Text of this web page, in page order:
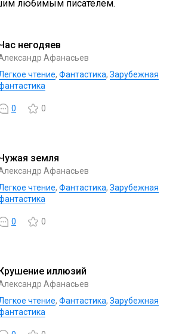
любимым писателем.
негодяев
Афанасьев
чтение, Фантастика, Зарубежная
0 0
земля
Афанасьев
чтение, Фантастика, Зарубежная
0 0
иллюзий
Афанасьев
чтение, Фантастика, Зарубежная